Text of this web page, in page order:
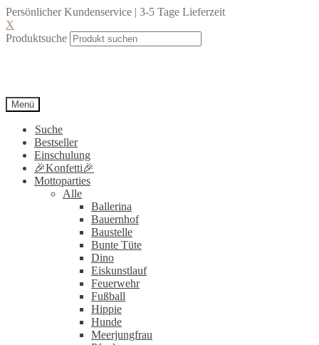
Persönlicher Kundenservice | 3-5 Tage Lieferzeit
X
Produktsuche
Menü
Suche
Bestseller
Einschulung
🎉Konfetti🎉
Mottoparties
Alle
Ballerina
Bauernhof
Baustelle
Bunte Tüte
Dino
Eiskunstlauf
Feuerwehr
Fußball
Hippie
Hunde
Meerjungfrau